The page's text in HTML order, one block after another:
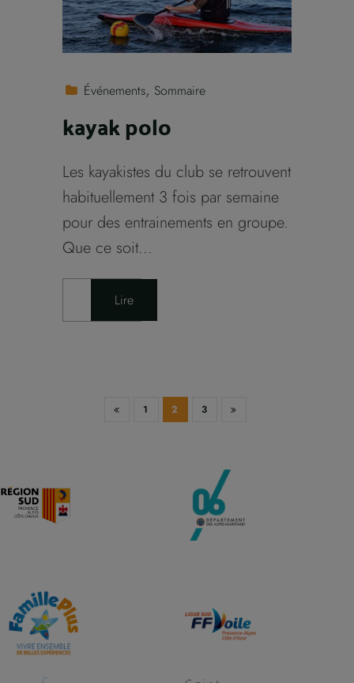
Événements Sommaire
kayak polo
Les kayakistes du club se retrouvent
habituellement 3 fois par semaine
pour des entrainements en groupe.
Que ce soit...
Lire
1 2 3